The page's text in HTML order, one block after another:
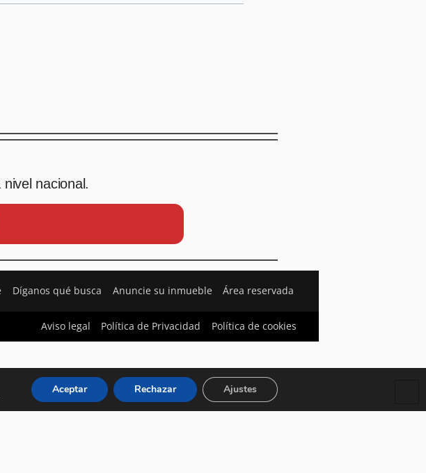
nacional.
Díganos qué busca Anuncie su inmueble Área reservada
Aviso legal Política de Privacidad Política de cookies
Aceptar Rechazar Ajustes